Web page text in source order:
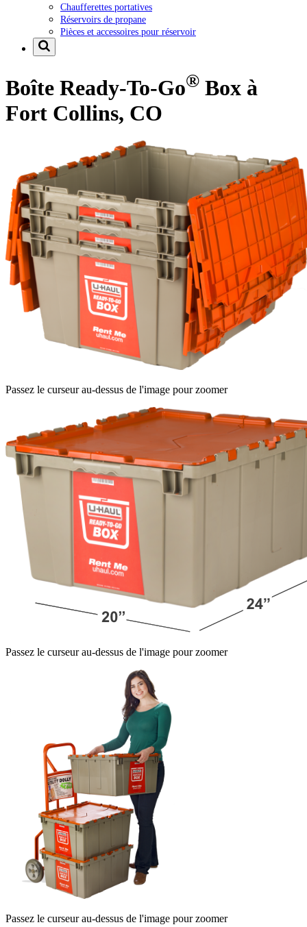
Chaufferettes portatives
Réservoirs de propane
Pièces et accessoires pour réservoir
Boîte Ready-To-Go® Box à
Fort Collins, CO
Passez le curseur au-dessus de l'image pour zoomer
Passez le curseur au-dessus de l'image pour zoomer
Passez le curseur au-dessus de l'image pour zoomer